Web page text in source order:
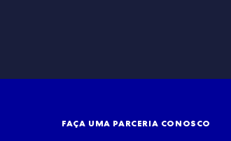
FAÇA UMA PARCERIA CONOSCO